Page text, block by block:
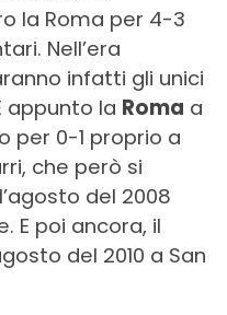
la Roma per 4-3
Nell’era
infatti gli unici
appunto la Roma a
per 0-1 proprio a
che però si
del 2008
E poi ancora, il
del 2010 a San